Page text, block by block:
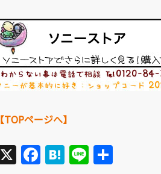
【TOPページへ】
X Facebook
Hatena
Line